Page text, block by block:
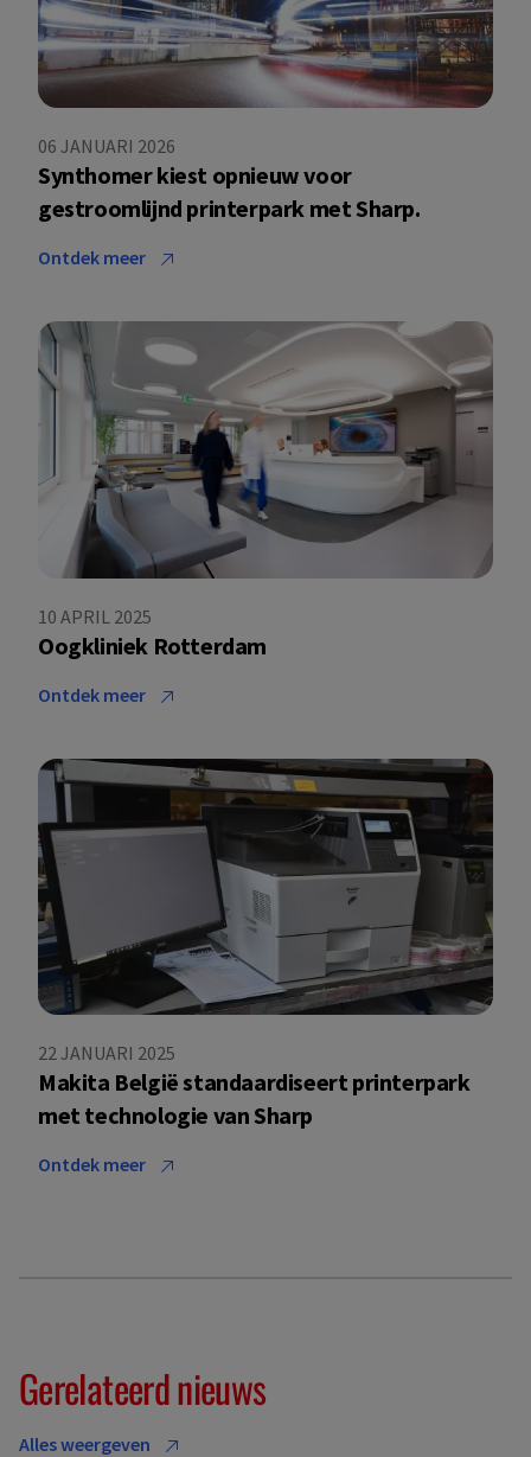
06 JANUARI 2026
Synthomer kiest opnieuw voor
gestroomlijnd printerpark met Sharp.
Ontdek meer
10 APRIL 2025
Oogkliniek Rotterdam
Ontdek meer
22 JANUARI 2025
Makita België standaardiseert printerpark
met technologie van Sharp
Ontdek meer
Gerelateerd nieuws
Alles weergeven